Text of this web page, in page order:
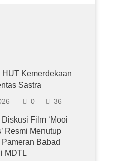
HUT Kemerdekaan
Sastra
0 36
Film ‘Mooi
Resmi Menutup
Babad
MDTL